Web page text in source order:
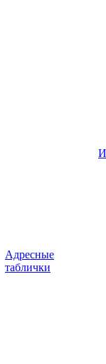
Адресные
таблички